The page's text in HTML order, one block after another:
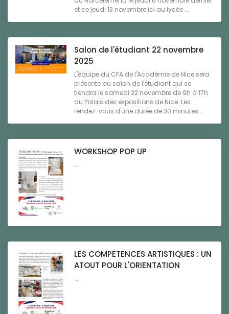
et ce jeudi 13 novembre ici au lycée ...
Salon de l'étudiant 22 novembre
2025
L'équipe du CFA de l'Académie de Nice sera
présente au salon de l'étudiant qui se
tiendra le samedi 22 novembre de 9h à 17h
au Palais des expositions de Nice. Les
rendez-vous d'une durée de 30 minutes ...
WORKSHOP POP UP
...
LES COMPETENCES ARTISTIQUES : UN
ATOUT POUR L'ORIENTATION
...